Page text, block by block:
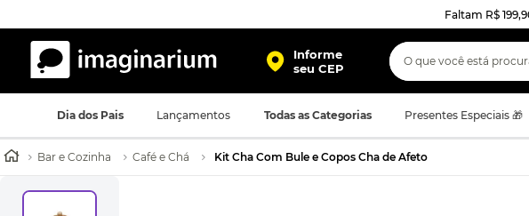
Faltam R$
Informe
seu CEP
O que você está
Dia dos Pais Lançamentos Todas as Categorias Presentes Especiais 🎁
Bar e Cozinha Café e Chá Kit Cha Com Bule e Copos Cha de Afeto
TERMOS MAIS BUSCADOS
harry potter
2º
bolsa